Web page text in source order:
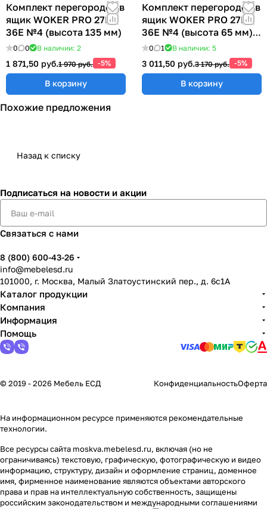
Комплект перегородок в
ящик WOKER PRO 27E х
36E №4 (высота 135 мм)
0 0 В наличии: 2
1 871,50 руб.1 970 руб. -5%
В корзину
Комплект перегородок в
ящик WOKER PRO 27E х
36E №4 (высота 65 мм)
ER-00040074
0 1 В наличии: 5
3 011,50 руб.3 170 руб. -5%
В корзину
Похожие предложения
Назад к списку
Подписаться на новости и акции
Связаться с нами
8 (800) 600-43-26
info@mebelesd.ru
101000, г. Москва, Малый Златоустинский пер., д. 6с1А
Каталог продукции
Компания
Информация
Помощь
© 2019 - 2026 Мебель ЕСД КонфиденциальностьОферта
На информационном ресурсе применяются рекомендательные
технологии.
Все ресурсы сайта moskva.mebelesd.ru, включая (но не
ограничиваясь) текстовую, графическую, фотографическую и видео
информацию, структуру, дизайн и оформление страниц, доменное
имя, фирменное наименование являются объектами авторского
права и прав на интеллектуальную собственность, защищены
российским законодательством и международными соглашениями